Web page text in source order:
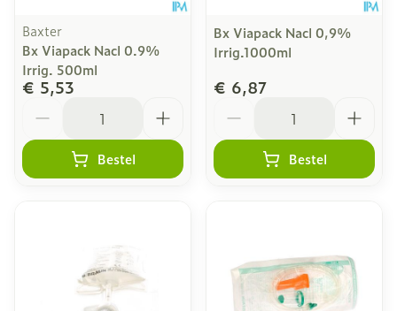
Baxter
Bx Viapack Nacl 0.9%
Irrig. 500ml
€ 5,53
Bestel
Bx Viapack Nacl 0,9%
Irrig.1000ml
€ 6,87
Bestel